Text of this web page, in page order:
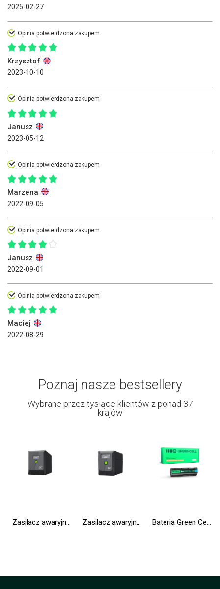
2025-02-27
Opinia potwierdzona zakupem
Krzysztof
2023-10-10
Opinia potwierdzona zakupem
Janusz
2023-05-12
Opinia potwierdzona zakupem
Marzena
2022-09-05
Opinia potwierdzona zakupem
Janusz
2022-09-01
Opinia potwierdzona zakupem
Maciej
2022-08-29
Poznaj nasze bestsellery
Wybrane przez tysiące klientów z ponad 37
krajów
Zasilacz awaryjny UPS Greencell 2000VA 1200W PowerProof z wyświetlaczem LCD Zasilacz awaryjny UPS Greencell 650VA 360W PowerProof z wyświetlaczem LCD Bateria Green Cell MU06 do HP Compaq 635 650 655 Pavilion G6 G7 Presario CQ62